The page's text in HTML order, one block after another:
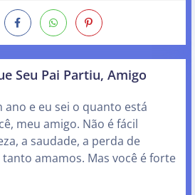
Seu Pai Partiu, Amigo
ano e eu sei o quanto está
meu amigo. Não é fácil
a saudade, a perda de
amamos. Mas você é forte